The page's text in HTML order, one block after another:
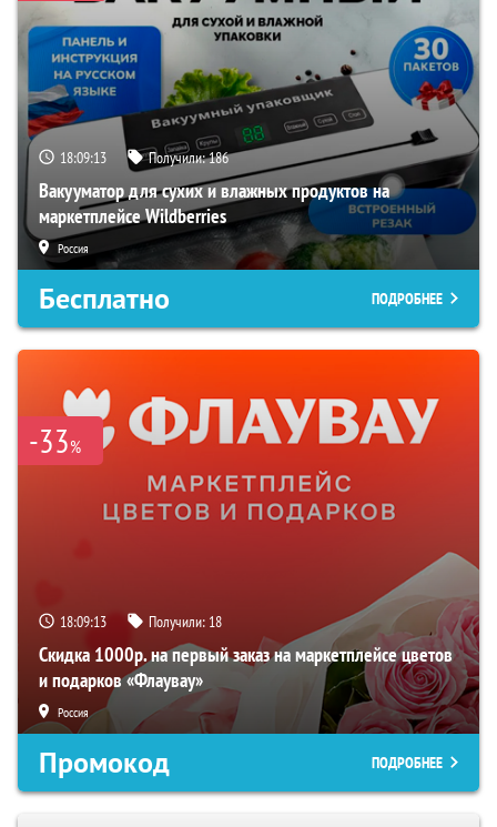
18:09:12 Получили:186
Вакууматор для сухих и влажных продуктов на
маркетплейсе Wildberries
Россия
Бесплатно ПОДРОБНЕЕ
-33%
18:09:12 Получили: 18
Скидка 1000р. на первый заказ на маркетплейсе цветов
и подарков «Флаувау»
Россия
Промокод ПОДРОБНЕЕ